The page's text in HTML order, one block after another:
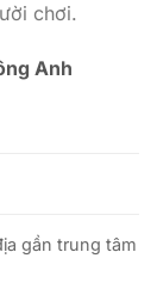
chơi.
Anh
gần trung tâm